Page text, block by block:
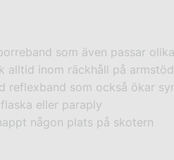
som även passar
alltid inom räckhåll på
reflexband som också ökar
eller paraply
någon plats på skotern